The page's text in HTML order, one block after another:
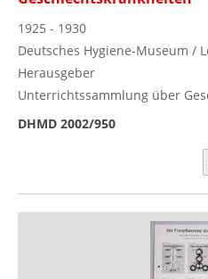
1925 - 1930
Deutsches Hygiene-Museum /
Herausgeber
Unterrichtssammlung über
DHMD 2002/950